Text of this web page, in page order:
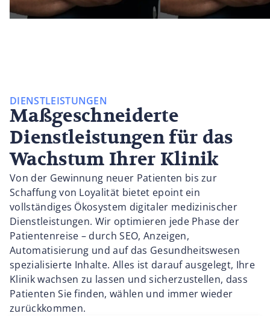
DIENSTLEISTUNGEN
Maßgeschneiderte
Dienstleistungen für das
Wachstum Ihrer Klinik
Von der Gewinnung neuer Patienten bis zur
Schaffung von Loyalität bietet epoint ein
vollständiges Ökosystem digitaler medizinischer
Dienstleistungen. Wir optimieren jede Phase der
Patientenreise – durch SEO, Anzeigen,
Automatisierung und auf das Gesundheitswesen
spezialisierte Inhalte. Alles ist darauf ausgelegt, Ihre
Klinik wachsen zu lassen und sicherzustellen, dass
Patienten Sie finden, wählen und immer wieder
zurückkommen.